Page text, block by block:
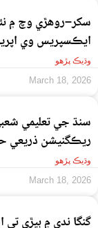
سکر–روهڙي وچ ۾
ايڪسپريس وي اپريل 2026ع تائين مڪمل ڪرڻ جي
وڌيڪ پڙهو
March 18, 2026
سنڌ جي تعليمي
ريڪگنيشن ذريعي
وڌيڪ پڙهو
March 18, 2026
گنگا ندي ۾ ٻيڙي تي افطاري